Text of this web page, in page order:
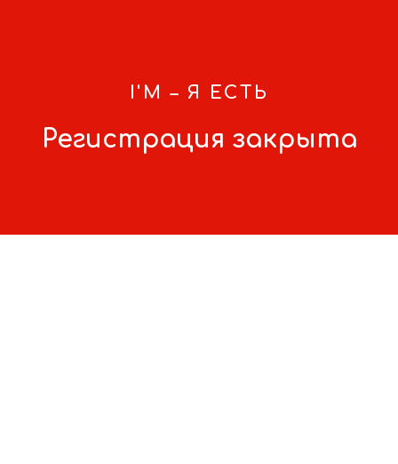
I'M – Я ЕСТЬ
Регистрация закрыта